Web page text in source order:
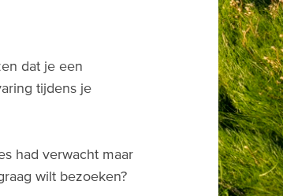
dat je een
tijdens je
had verwacht maar
wilt bezoeken?